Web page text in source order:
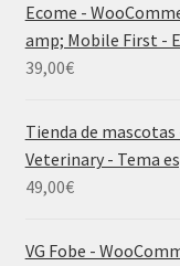
Ecome -
amp; Mobile First -
39,00€
Tienda de
Veterinary - Tema
49,00€
VG Fobe -